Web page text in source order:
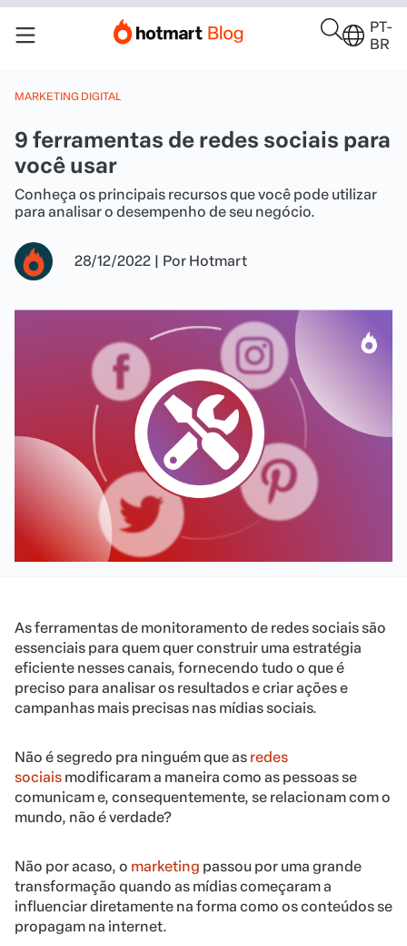
PT-
BR
MARKETING DIGITAL
9 ferramentas de redes sociais para
você usar
Conheça os principais recursos que você pode utilizar
para analisar o desempenho de seu negócio.
28/12/2022 | Por Hotmart
As ferramentas de monitoramento de redes sociais são
essenciais para quem quer construir uma estratégia
eficiente nesses canais, fornecendo tudo o que é
preciso para analisar os resultados e criar ações e
campanhas mais precisas nas mídias sociais.
Não é segredo pra ninguém que as redes
sociais modificaram a maneira como as pessoas se
comunicam e, consequentemente, se relacionam com o
mundo, não é verdade?
Não por acaso, o marketing passou por uma grande
transformação quando as mídias começaram a
influenciar diretamente na forma como os conteúdos se
propagam na internet.